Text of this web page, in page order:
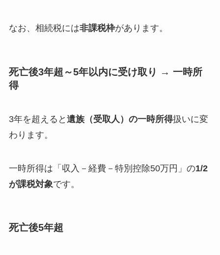
なお、相続税には非課税枠があります。
死亡後3年超～5年以内に受け取り → 一時所
得
3年を超えると 遺族（受取人）の一時所得扱いに変
わります。
一時所得は「収入－経費－特別控除50万円」の1/2
が課税対象です。
死亡後5年超